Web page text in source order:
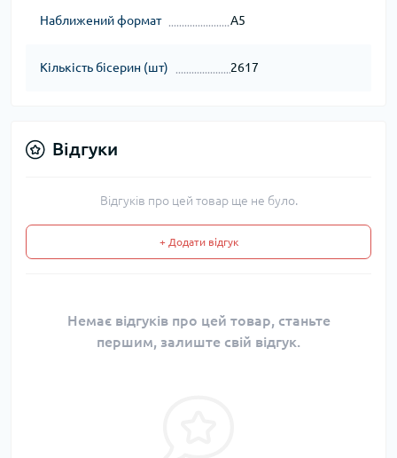
Наближений формат А5
Кількість бісерин (шт) 2617
Відгуки
Відгуків про цей товар ще не було.
+ Додати відгук
Немає відгуків про цей товар, станьте
першим, залиште свій відгук.